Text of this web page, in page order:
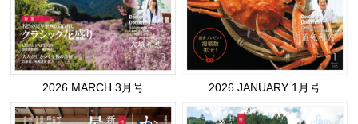
2026 MARCH 3月号 2026 JANUARY 1月号